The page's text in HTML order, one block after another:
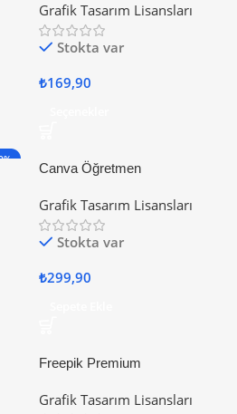
Grafik Tasarım Lisansları
Stokta var
₺169,90
Canva Öğretmen
Grafik Tasarım Lisansları
Stokta var
₺299,90
Freepik Premium
Grafik Tasarım Lisansları